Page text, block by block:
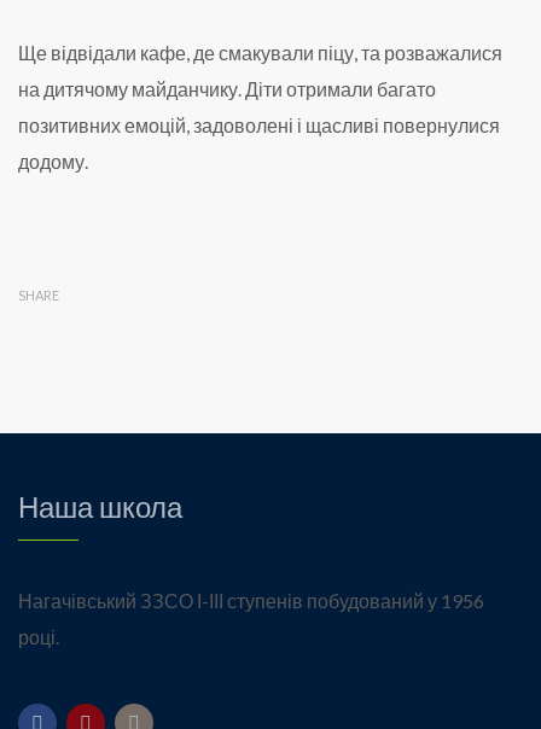
Ще відвідали кафе, де смакували піцу, та розважалися
на дитячому майданчику. Діти отримали багато
позитивних емоцій, задоволені і щасливі повернулися
додому.
SHARE
Наша школа
Нагачівський ЗЗСО І-ІІІ ступенів побудований у 1956
році.